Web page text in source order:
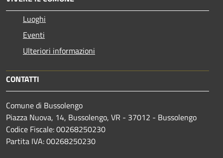
Luoghi
Eventi
Ulteriori informazioni
CONTATTI
Comune di Bussolengo
Piazza Nuova, 14, Bussolengo, VR - 37012 - Bussolengo
Codice Fiscale: 00268250230
Partita IVA: 00268250230